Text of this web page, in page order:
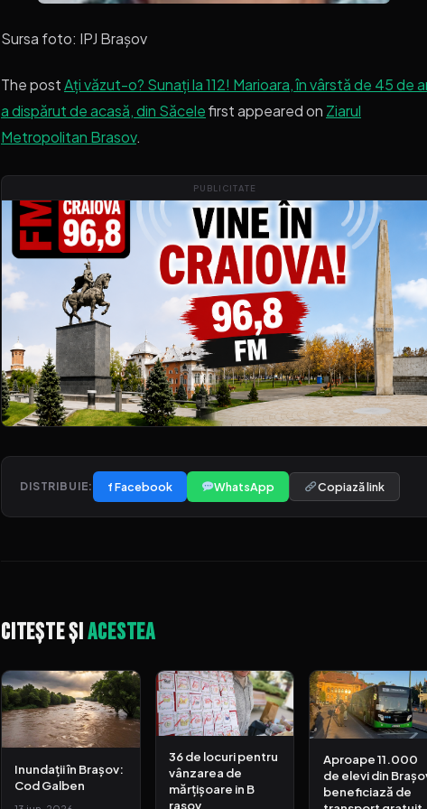
Sursa foto: IPJ Brașov
The postAți văzut-o? Sunați la 112! Marioara, în vârstă de 45 de
a dispărut de acasă, din Săcelefirst appeared on Ziarul
Metropolitan Brasov.
PUBLICITATE
DISTRIBUIE: f Facebook WhatsApp Copiază link
Citește șiacestea
Inundații în Brașov:
Cod Galben
36 de locuri pentru
vânzarea de
mărțișoare in B
rasov
Aproape 11.000
de elevi din
beneficiază de